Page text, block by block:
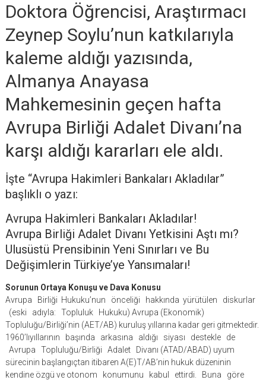
Doktora Öğrencisi, Araştırmacı
Zeynep Soylu’nun katkılarıyla
kaleme aldığı yazısında,
Almanya Anayasa
Mahkemesinin geçen hafta
Avrupa Birliği Adalet Divanı’na
karşı aldığı kararları ele aldı.
İşte “Avrupa Hakimleri Bankaları Akladılar”
başlıklı o yazı:
Avrupa Hakimleri Bankaları Akladılar!
Avrupa Birliği Adalet Divanı Yetkisini Aştı mı?
Ulusüstü Prensibinin Yeni Sınırları ve Bu
Değişimlerin Türkiye’ye Yansımaları!
Sorunun Ortaya Konuşu ve Dava Konusu
Avrupa Birliği Hukuku’nun önceliği hakkında yürütülen diskurlar
(eski adıyla: Topluluk Hukuku) Avrupa (Ekonomik)
Topluluğu/Birliği’nin (AET/AB) kuruluş yıllarına kadar geri gitmektedir.
1960’lıyıllarının başında arkasına aldığı siyası destekle de
Avrupa Topluluğu/Birliği Adalet Divanı (ATAD/ABAD) uyum
sürecinin başlangıçtan itibaren A(E)T/AB’nin hukuk düzeninin
kendine özgü ve otonom konumunu kabul ettirdi. Buna göre